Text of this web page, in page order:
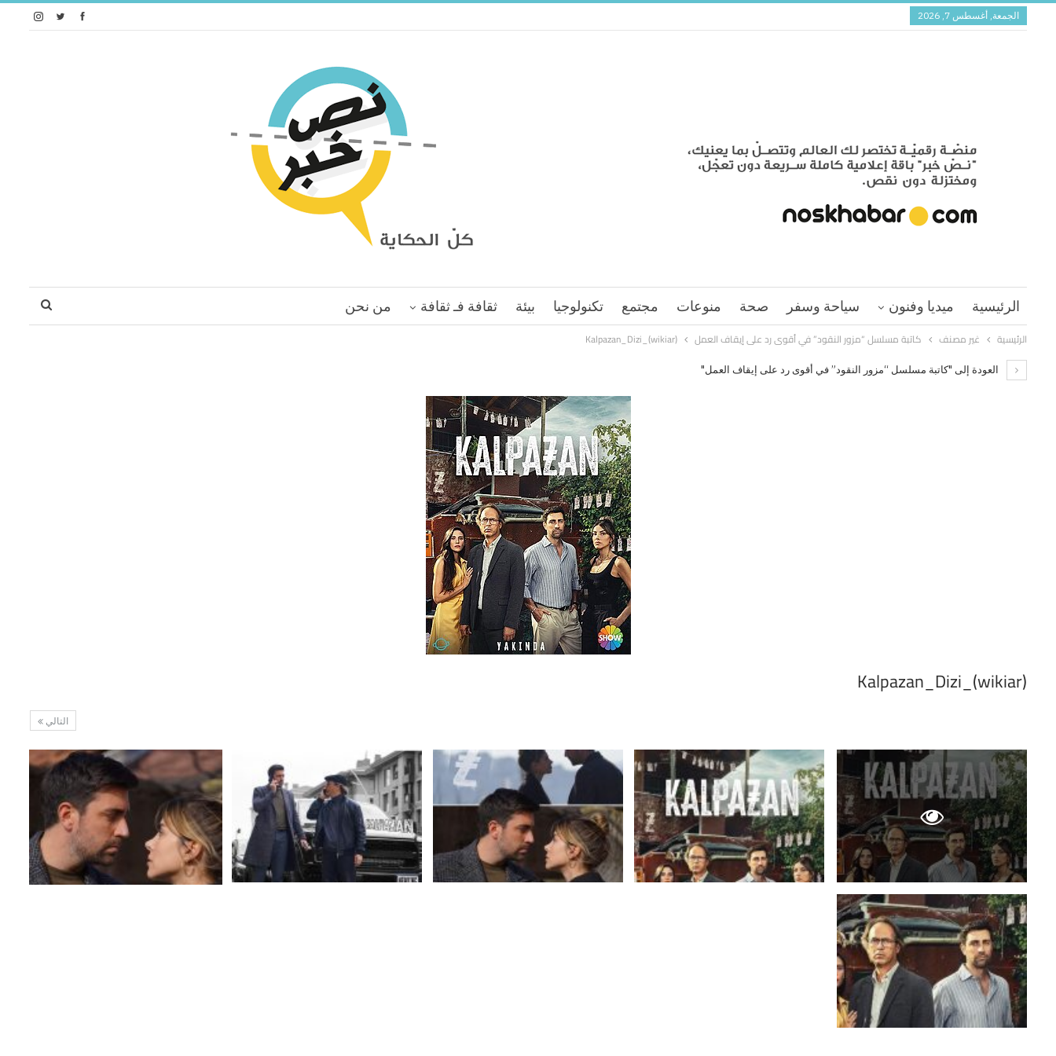
الجمعة, أغسطس 7, 2026
الرئيسية ميديا وفنون سياحة وسفر صحة منوعات مجتمع تكنولوجيا بيئة ثقافة فـ ثقافة
من نحن
الرئيسية
غير مصنف كاتبة مسلسل “مزور النقود” في أقوى رد على إيقاف العمل Kalpazan_Dizi_(wikiar)
العودة إلى "كاتبة مسلسل “مزور النقود” في أقوى رد على إيقاف العمل"
Kalpazan_Dizi_(wikiar)
التالي